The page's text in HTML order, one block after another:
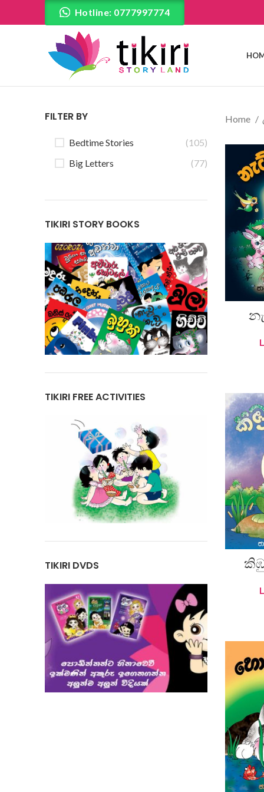
Hotline: 0777997774
FILTER BY
Bedtime Stories
(105)
Big Letters
(77)
TIKIRI STORY BOOKS
TIKIRI FREE ACTIVITIES
TIKIRI DVDS
Home